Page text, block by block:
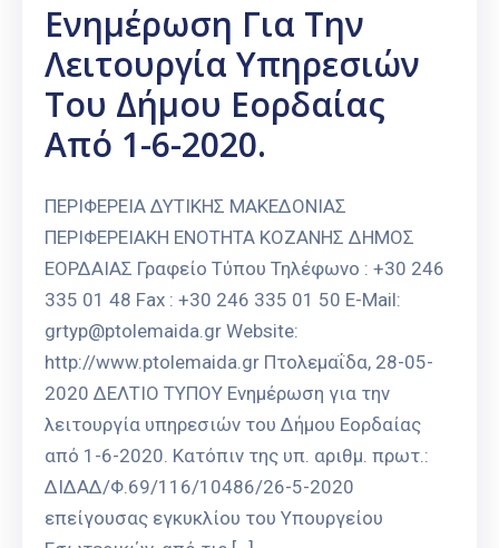
Ενημέρωση Για Την
Λειτουργία Υπηρεσιών
Του Δήμου Εορδαίας
Από 1-6-2020.
ΠΕΡΙΦΕΡΕΙΑ ΔΥΤΙΚΗΣ ΜΑΚΕΔΟΝΙΑΣ
ΠΕΡΙΦΕΡΕΙΑΚΗ ΕΝΟΤΗΤΑ ΚΟΖΑΝΗΣ ΔΗΜΟΣ
ΕΟΡΔΑΙΑΣ Γραφείο Τύπου Τηλέφωνο : +30 246
335 01 48 Fax : +30 246 335 01 50 E-Mail:
grtyp@ptolemaida.gr Website:
http://www.ptolemaida.gr Πτολεμαΐδα, 28-05-
2020 ΔΕΛΤΙΟ ΤΥΠΟΥ Ενημέρωση για την
λειτουργία υπηρεσιών του Δήμου Εορδαίας
από 1-6-2020. Κατόπιν της υπ. αριθμ. πρωτ.:
ΔΙΔΑΔ/Φ.69/116/10486/26-5-2020
επείγουσας εγκυκλίου του Υπουργείου